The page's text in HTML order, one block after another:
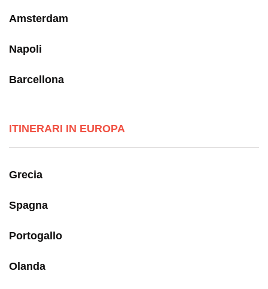
Amsterdam
Napoli
Barcellona
ITINERARI IN EUROPA
Grecia
Spagna
Portogallo
Olanda